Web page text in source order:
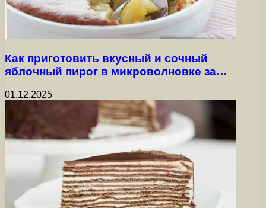
Как приготовить вкусный и сочный
яблочный пирог в микроволновке за…
01.12.2025